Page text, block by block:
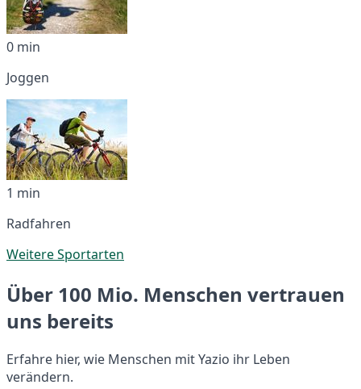
0 min
Joggen
1 min
Radfahren
Weitere Sportarten
Über 100 Mio. Menschen vertrauen
uns bereits
Erfahre hier, wie Menschen mit Yazio ihr Leben
verändern.